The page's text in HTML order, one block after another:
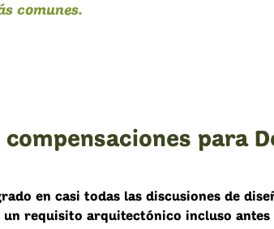
comunes.
para
en casi todas las discusiones de
un requisito arquitectónico incluso antes